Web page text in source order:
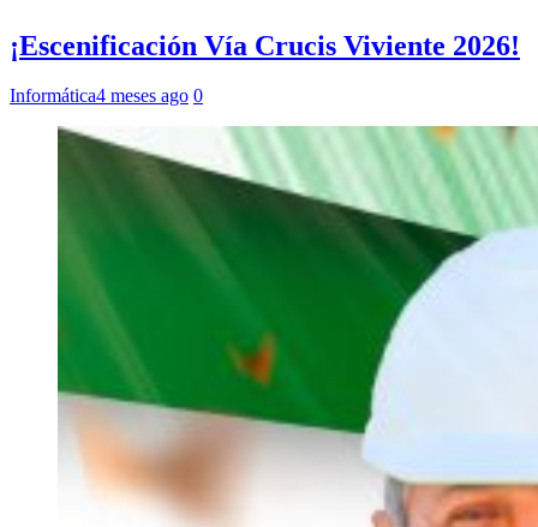
¡Escenificación Vía Crucis Viviente 2026!
Informática4 meses ago 0